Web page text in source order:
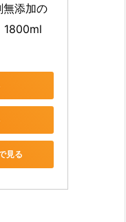
無添加の
1800ml
見る